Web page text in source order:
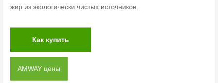
жир из экологически чистых источников.
Как купить
AMWAY цены